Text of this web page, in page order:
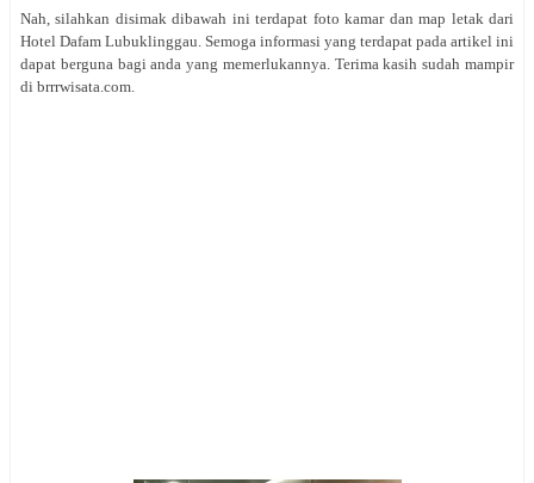
Nah, silahkan disimak dibawah ini terdapat foto kamar dan map letak dari
Hotel Dafam Lubuklinggau. Semoga informasi yang terdapat pada artikel ini
dapat berguna bagi anda yang memerlukannya. Terima kasih sudah mampir
di brrrwisata.com.